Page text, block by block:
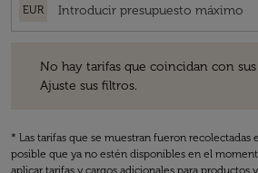
EUR
No hay tarifas que coincidan con
Ajuste sus filtros.
* Las tarifas que se muestran fueron recolectadas
posible que ya no estén disponibles en el
aplicar tarifas y cargos adicionales para productos